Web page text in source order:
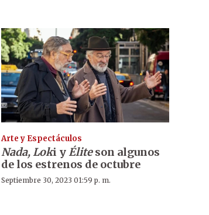
Arte y Espectáculos
Nada, Loki yÉliteson algunos
de los estrenos de octubre
Septiembre 30, 2023 01:59 p. m.